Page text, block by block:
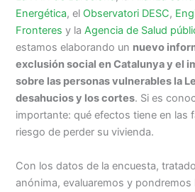
Energética, el Observatori DESC,
Fronteres y laAgencia de Salud
estamos elaborando un nuevo
exclusión social en Catalunya y el
sobre las personas vulnerables la
desahucios y los cortes. Si es
importante: qué efectos tiene en las
riesgo de perder su vivienda.
Con los datos de la encuesta,
anónima, evaluaremos y pondremos